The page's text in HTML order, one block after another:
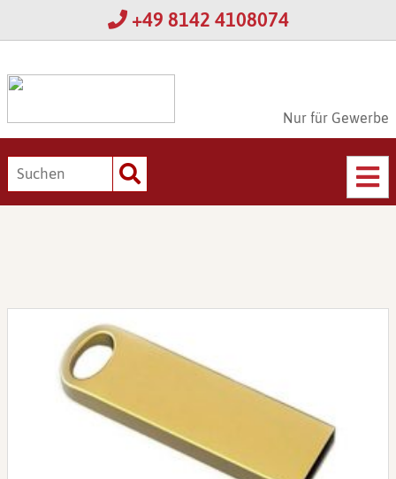
+49 8142 4108074
Nur für Gewerbe